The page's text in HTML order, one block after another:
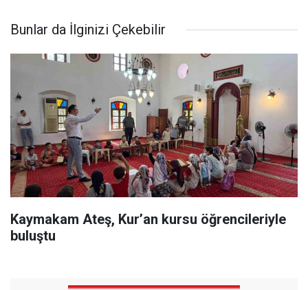
Bunlar da İlginizi Çekebilir
Kaymakam Ateş, Kur’an kursu öğrencileriyle
buluştu